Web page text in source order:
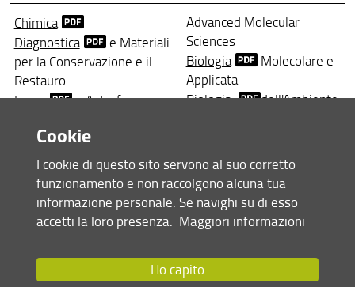
Chimica
Diagnostica
e Materiali
per la Conservazione e il
Restauro
Fisica
e Astrofisica
Matematica
Ottica
e Optometria
Scienze
Biologiche
Scienze
Geologiche
Scienze
Naturali
Advanced Molecular
Sciences
Biologia
Molecolare e
Applicata
Biologia
dell'Ambiente
Informatica
Matematica
Scienze
Chimiche
Scienze
della Natura e
dell'Uomo
Scienze
e Tecnologie
Geologiche
Cookie
I cookie di questo sito servono al suo corretto
funzionamento e non raccolgono alcuna tua
informazione personale. Se navighi su di esso
accetti la loro presenza. Maggiori informazioni
Ho capito